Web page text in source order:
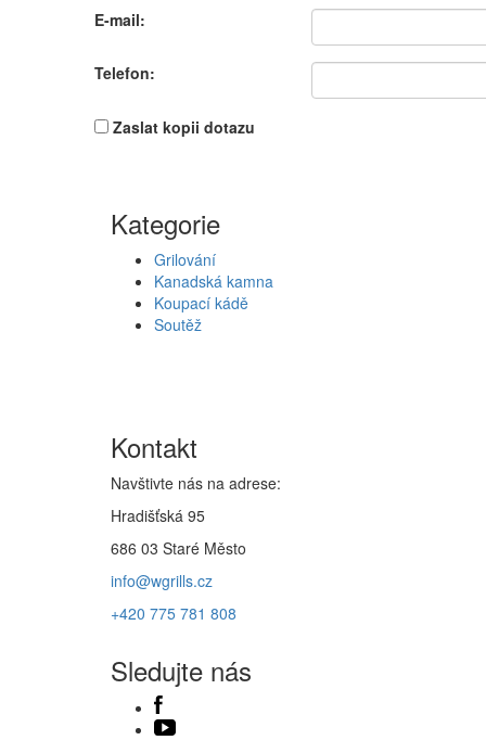
E-mail:
Telefon:
Zaslat kopii dotazu
Kategorie
Grilování
Kanadská kamna
Koupací kádě
Soutěž
Kontakt
Navštivte nás na adrese:
Hradišťská 95
686 03 Staré Město
info@wgrills.cz
+420 775 781 808
Sledujte nás